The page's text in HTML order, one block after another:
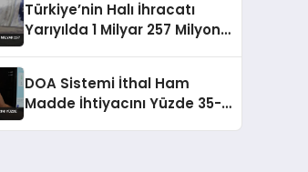
Türkiye’nin Halı İhracatı
Yarıyılda 1 Milyar 257 Milyon
DOA Sistemi İthal Ham
Madde İhtiyacını Yüzde 35-